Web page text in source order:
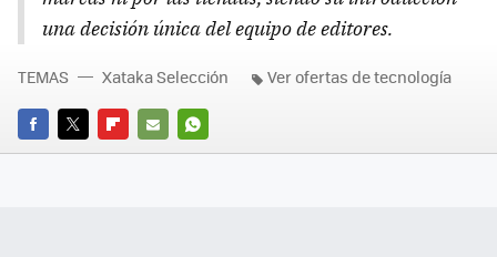
una decisión única del equipo de editores.
FACEBOOK
TWITTERFLIPBOARD
E-
WHATSAPP
TEMAS Xataka Selección Ver ofertas de tecnología